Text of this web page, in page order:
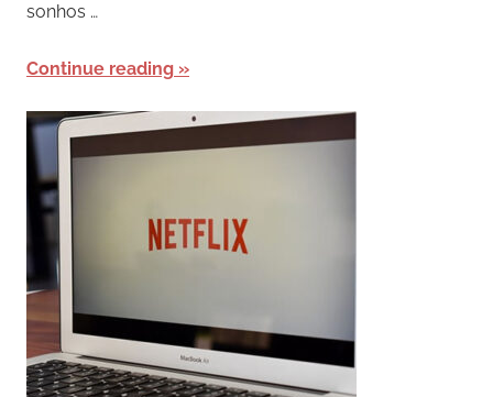
sonhos …
Continue reading